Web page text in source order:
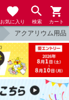
お気に入り 検索 カート
アクアリウム用品